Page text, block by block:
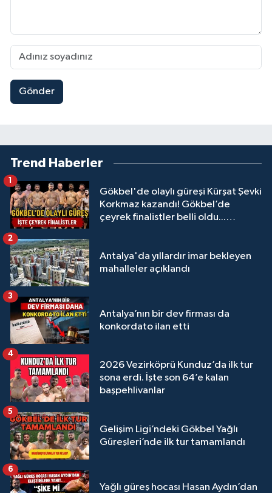
Gönder
Trend Haberler
Gökbel'de olaylı güreşi Kürşat Şevki
Korkmaz kazandı! Gökbel’de
çeyrek finalistler belli oldu...
1
Antalya'da yıllardır imar bekleyen
mahalleler açıklandı
2
Antalya’nın bir dev firması da
konkordato ilan etti
3
2026 Vezirköprü Kunduz’da ilk tur
sona erdi. İşte son 64’e kalan
başpehlivanlar
4
Gelişim Ligi’ndeki Gökbel Yağlı
Güreşleri’nde ilk tur tamamlandı
5
Yağlı güreş hocası Hasan Aydın’dan
6